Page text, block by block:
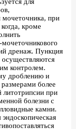
мочеточника, при
кроме
дренаж. Пункция
осуществляются
контролем.
дроблению и
более
литотрипсии при
болезни с
камни.